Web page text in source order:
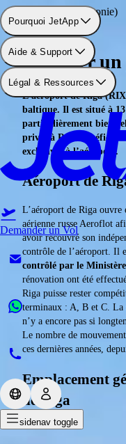
Pourquoi JetApp
Aide & Support
Légal & Ressources
Demander un Vol
sidenav toggle
Aéroport: Riga (Lettonie)
Réserver
L’aéroport de Riga
baltique. Il est situé à
particulièrement bien
privés à Riga
exclusives à l’aéroport.
Aéroport de
L’aéroport de Riga ouvre
aérienne russe Aeroflot
avoir recouvré son
contrôle de l’aéroport. Il
contrôlé par le
rénovation ont été
Riga puisse rester
terminaux : A, B et C. La
n’y a encore pas si
Le nombre de
ces dernières années,
Emplacement
de Riga